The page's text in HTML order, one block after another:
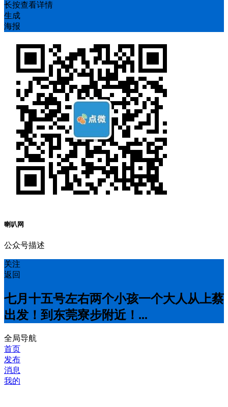
长按查看详情
生成
海报
喇叭网
公众号描述
关注
返回
七月十五号左右两个小孩一个大人从上蔡
出发！到东莞寮步附近！...
全局导航
首页
发布
消息
我的